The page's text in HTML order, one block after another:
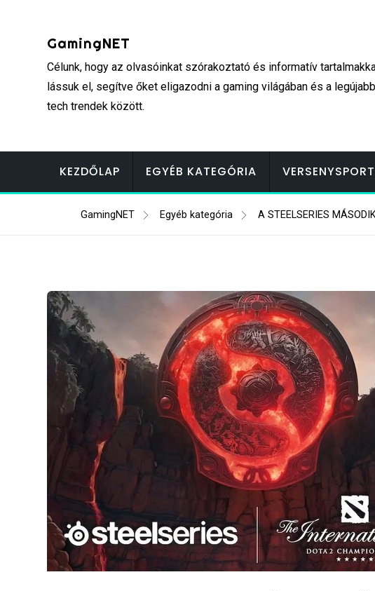
GamingNET
Célunk, hogy az olvasóinkat szórakoztató és informatív
lássuk el, segítve őket eligazodni a gaming világában és a legújabb
tech trendek között.
KEZDŐLAP EGYÉB KATEGÓRIA VERSENYSPORT
GamingNET Egyéb kategória A STEELSERIES